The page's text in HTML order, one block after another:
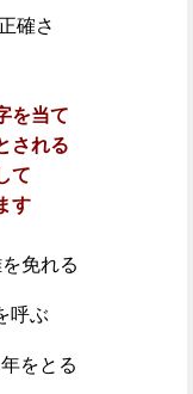
確さ
を当て
される
て
す
免れる
呼ぶ
をとる